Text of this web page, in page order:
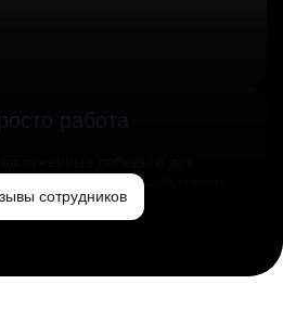
работа
и создаём лучший сервис
сотрудников